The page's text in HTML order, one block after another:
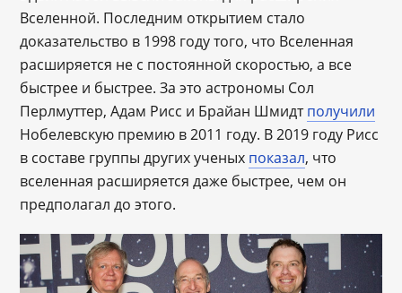
Вселенной. Последним открытием стало
доказательство в 1998 году того, что Вселенная
расширяется не с постоянной скоростью, а все
быстрее и быстрее. За это астрономы Сол
Перлмуттер, Адам Рисс и Брайан Шмидтполучили
Нобелевскую премию в 2011 году. В 2019 году Рисс
в составе группы других ученых показал, что
вселенная расширяется даже быстрее, чем он
предполагал до этого.